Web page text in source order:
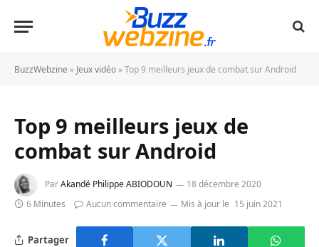
BuzzWebzine » Jeux vidéo »Top 9 meilleurs jeux de combat sur Android
Top 9 meilleurs jeux de
combat sur Android
ParAkandé Philippe ABIODOUN
18 décembre 2020
6 Minutes
Aucun commentaire Mis à jour le 15 juin 2021
Partager